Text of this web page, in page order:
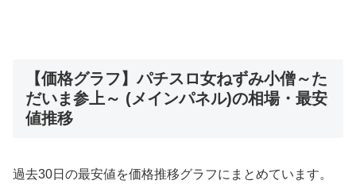
【価格グラフ】パチスロ女ねずみ小僧～た
だいま参上～ (メインパネル)の相場・最安
値推移
過去30日の最安値を価格推移グラフにまとめています。